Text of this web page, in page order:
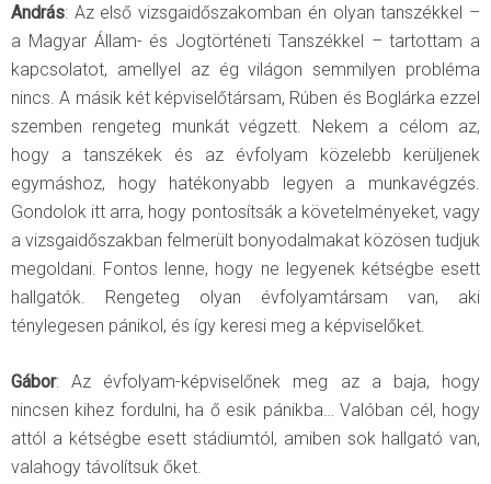
András: Az első vizsgaidőszakomban én olyan tanszékkel –
a Magyar Állam- és Jogtörténeti Tanszékkel – tartottam a
kapcsolatot, amellyel az ég világon semmilyen probléma
nincs. A másik két képviselőtársam, Rúben és Boglárka ezzel
szemben rengeteg munkát végzett. Nekem a célom az,
hogy a tanszékek és az évfolyam közelebb kerüljenek
egymáshoz, hogy hatékonyabb legyen a munkavégzés.
Gondolok itt arra, hogy pontosítsák a követelményeket, vagy
a vizsgaidőszakban felmerült bonyodalmakat közösen tudjuk
megoldani. Fontos lenne, hogy ne legyenek kétségbe esett
hallgatók. Rengeteg olyan évfolyamtársam van, aki
ténylegesen pánikol, és így keresi meg a képviselőket.
Gábor: Az évfolyam-képviselőnek meg az a baja, hogy
nincsen kihez fordulni, ha ő esik pánikba… Valóban cél, hogy
attól a kétségbe esett stádiumtól, amiben sok hallgató van,
valahogy távolítsuk őket.